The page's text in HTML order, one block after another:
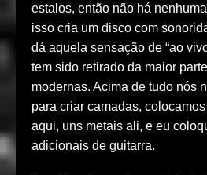
estalos, então não há
isso cria um disco com
dá aquela sensação de “ao
tem sido retirado da maior
modernas. Acima de tudo nós
para criar camadas,
aqui, uns metais ali, e eu
adicionais de guitarra.